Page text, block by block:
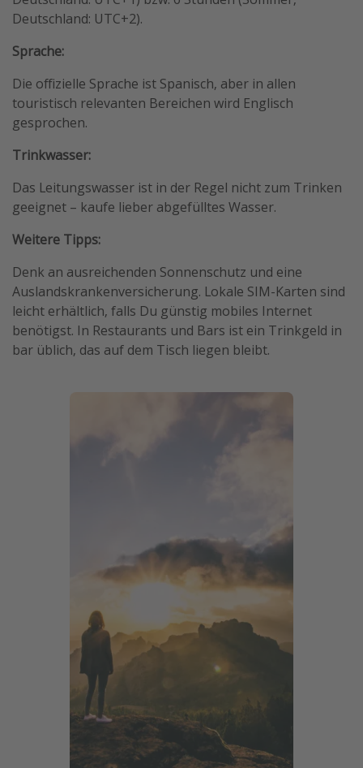
Deutschland: UTC+2).
Sprache:
Die offizielle Sprache ist Spanisch, aber in allen
touristisch relevanten Bereichen wird Englisch
gesprochen.
Trinkwasser:
Das Leitungswasser ist in der Regel nicht zum Trinken
geeignet – kaufe lieber abgefülltes Wasser.
Weitere Tipps:
Denk an ausreichenden Sonnenschutz und eine
Auslandskrankenversicherung. Lokale SIM-Karten sind
leicht erhältlich, falls Du günstig mobiles Internet
benötigst. In Restaurants und Bars ist ein Trinkgeld in
bar üblich, das auf dem Tisch liegen bleibt.